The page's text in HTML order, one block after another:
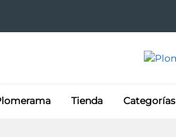
Tienda Categorías